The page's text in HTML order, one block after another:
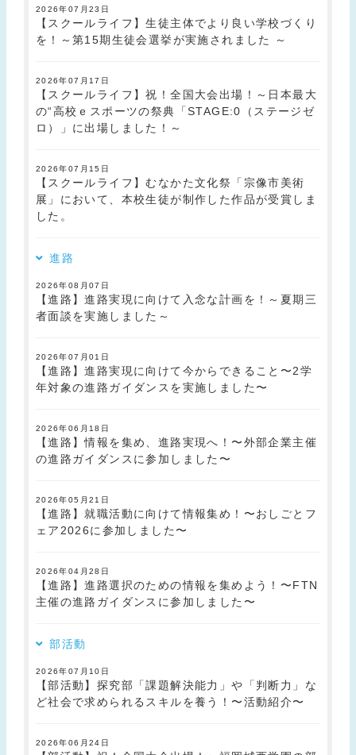
2026年07月23日
【スクールライフ】生徒主体でより良い学校づくり
を！～第15期生徒会選挙が実施されました ～
2026年07月17日
【スクールライフ】祝！全国大会出場！～日本最大
の“高校ｅスポーツの祭典「STAGE:0（ステージゼ
ロ）」に出場しました！～
2026年07月15日
【スクールライフ】むなかた文化祭「宗像市美術
展」において、本校生徒が制作した作品が受賞しま
した。
進路
2026年08月07日
【進路】進路実現に向けて入念な計画を！～夏期三
者面談を実施しました～
2026年07月01日
【進路】進路実現に向けて今からできること〜2学
年対象の進路ガイダンスを実施しました〜
2026年06月18日
【進路】情報を集め、進路実現へ！〜外部企業主催
の進路ガイダンスに参加しました〜
2026年05月21日
【進路】就職活動に向けて情報集め！〜おしごとフ
ェア2026に参加しました〜
2026年04月28日
【進路】進路選択のための情報を集めよう！〜FTN
主催の進路ガイダンスに参加しました〜
部活動
2026年07月10日
【部活動】探究部「課題解決能力」や「判断力」な
ど社会で求められるスキルを養う！〜活動紹介〜
2026年06月24日